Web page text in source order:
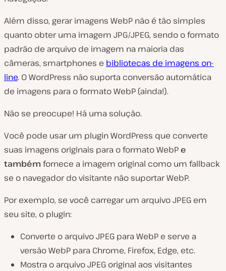
Além disso, gerar imagens WebP não é tão simples
quanto obter uma imagem JPG/JPEG, sendo o formato
padrão de arquivo de imagem na maioria das
câmeras, smartphones e bibliotecas de imagens on-
line. O WordPress não suporta conversão automática
de imagens para o formato WebP (ainda!).
Não se preocupe! Há uma solução.
Você pode usar um plugin WordPress que converte
suas imagens originais para o formato WebP e
também fornece a imagem original como um fallback
se o navegador do visitante não suportar WebP.
Por exemplo, se você carregar um arquivo JPEG em
seu site, o plugin:
Converte o arquivo JPEG para WebP e serve a
versão WebP para Chrome, Firefox, Edge, etc.
Mostra o arquivo JPEG original aos visitantes